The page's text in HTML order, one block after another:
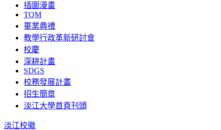
插圖漫畫
TQM
畢業典禮
教學行政革新研討會
校慶
深耕計畫
SDGS
校務發展計畫
招生簡章
淡江大學首頁刊頭
淡江校徽